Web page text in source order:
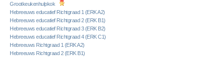
Grootkeukenhulpkok
Hebreeuws educatief Richtgraad 1 (ERK A2)
Hebreeuws educatief Richtgraad 2 (ERK B1)
Hebreeuws educatief Richtgraad 3 (ERK B2)
Hebreeuws educatief Richtgraad 4 (ERK C1)
Hebreeuws Richtgraad 1 (ERK A2)
Hebreeuws Richtgraad 2 (ERK B1)